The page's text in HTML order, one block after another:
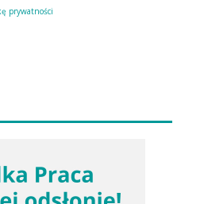
prywatności